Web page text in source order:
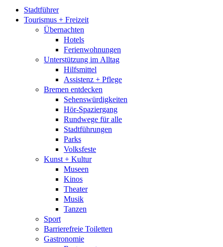
Stadtführer
Tourismus + Freizeit
Übernachten
Hotels
Ferienwohnungen
Unterstützung im Alltag
Hilfsmittel
Assistenz + Pflege
Bremen entdecken
Sehenswürdigkeiten
Hör-Spaziergang
Rundwege für alle
Stadtführungen
Parks
Volksfeste
Kunst + Kultur
Museen
Kinos
Theater
Musik
Tanzen
Sport
Barrierefreie Toiletten
Gastronomie